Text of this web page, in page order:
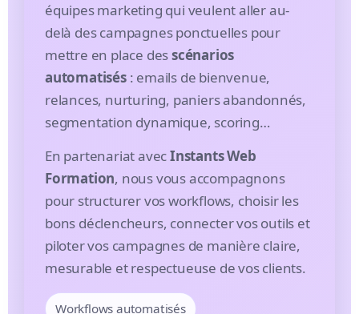
équipes marketing qui veulent aller au-
delà des campagnes ponctuelles pour
mettre en place desscénarios
automatisés: emails de bienvenue,
relances, nurturing, paniers abandonnés,
segmentation dynamique, scoring…
En partenariat avecInstants Web
Formation, nous vous accompagnons
pour structurer vos workflows, choisir les
bons déclencheurs, connecter vos outils et
piloter vos campagnes de manière claire,
mesurable et respectueuse de vos clients.
Workflows automatisés